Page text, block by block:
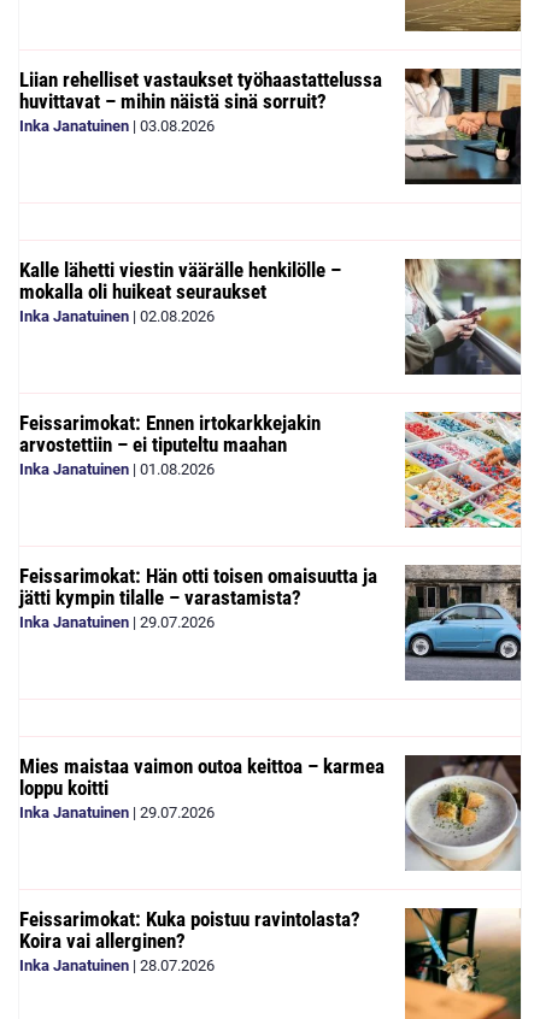
Liian rehelliset vastaukset työhaastattelussa
huvittavat – mihin näistä sinä sorruit?
Inka Janatuinen | 03.08.2026
Kalle lähetti viestin väärälle henkilölle –
mokalla oli huikeat seuraukset
Inka Janatuinen | 02.08.2026
Feissarimokat: Ennen irtokarkkejakin
arvostettiin – ei tiputeltu maahan
Inka Janatuinen | 01.08.2026
Feissarimokat: Hän otti toisen omaisuutta ja
jätti kympin tilalle – varastamista?
Inka Janatuinen | 29.07.2026
Mies maistaa vaimon outoa keittoa – karmea
loppu koitti
Inka Janatuinen | 29.07.2026
Feissarimokat: Kuka poistuu ravintolasta?
Koira vai allerginen?
Inka Janatuinen | 28.07.2026